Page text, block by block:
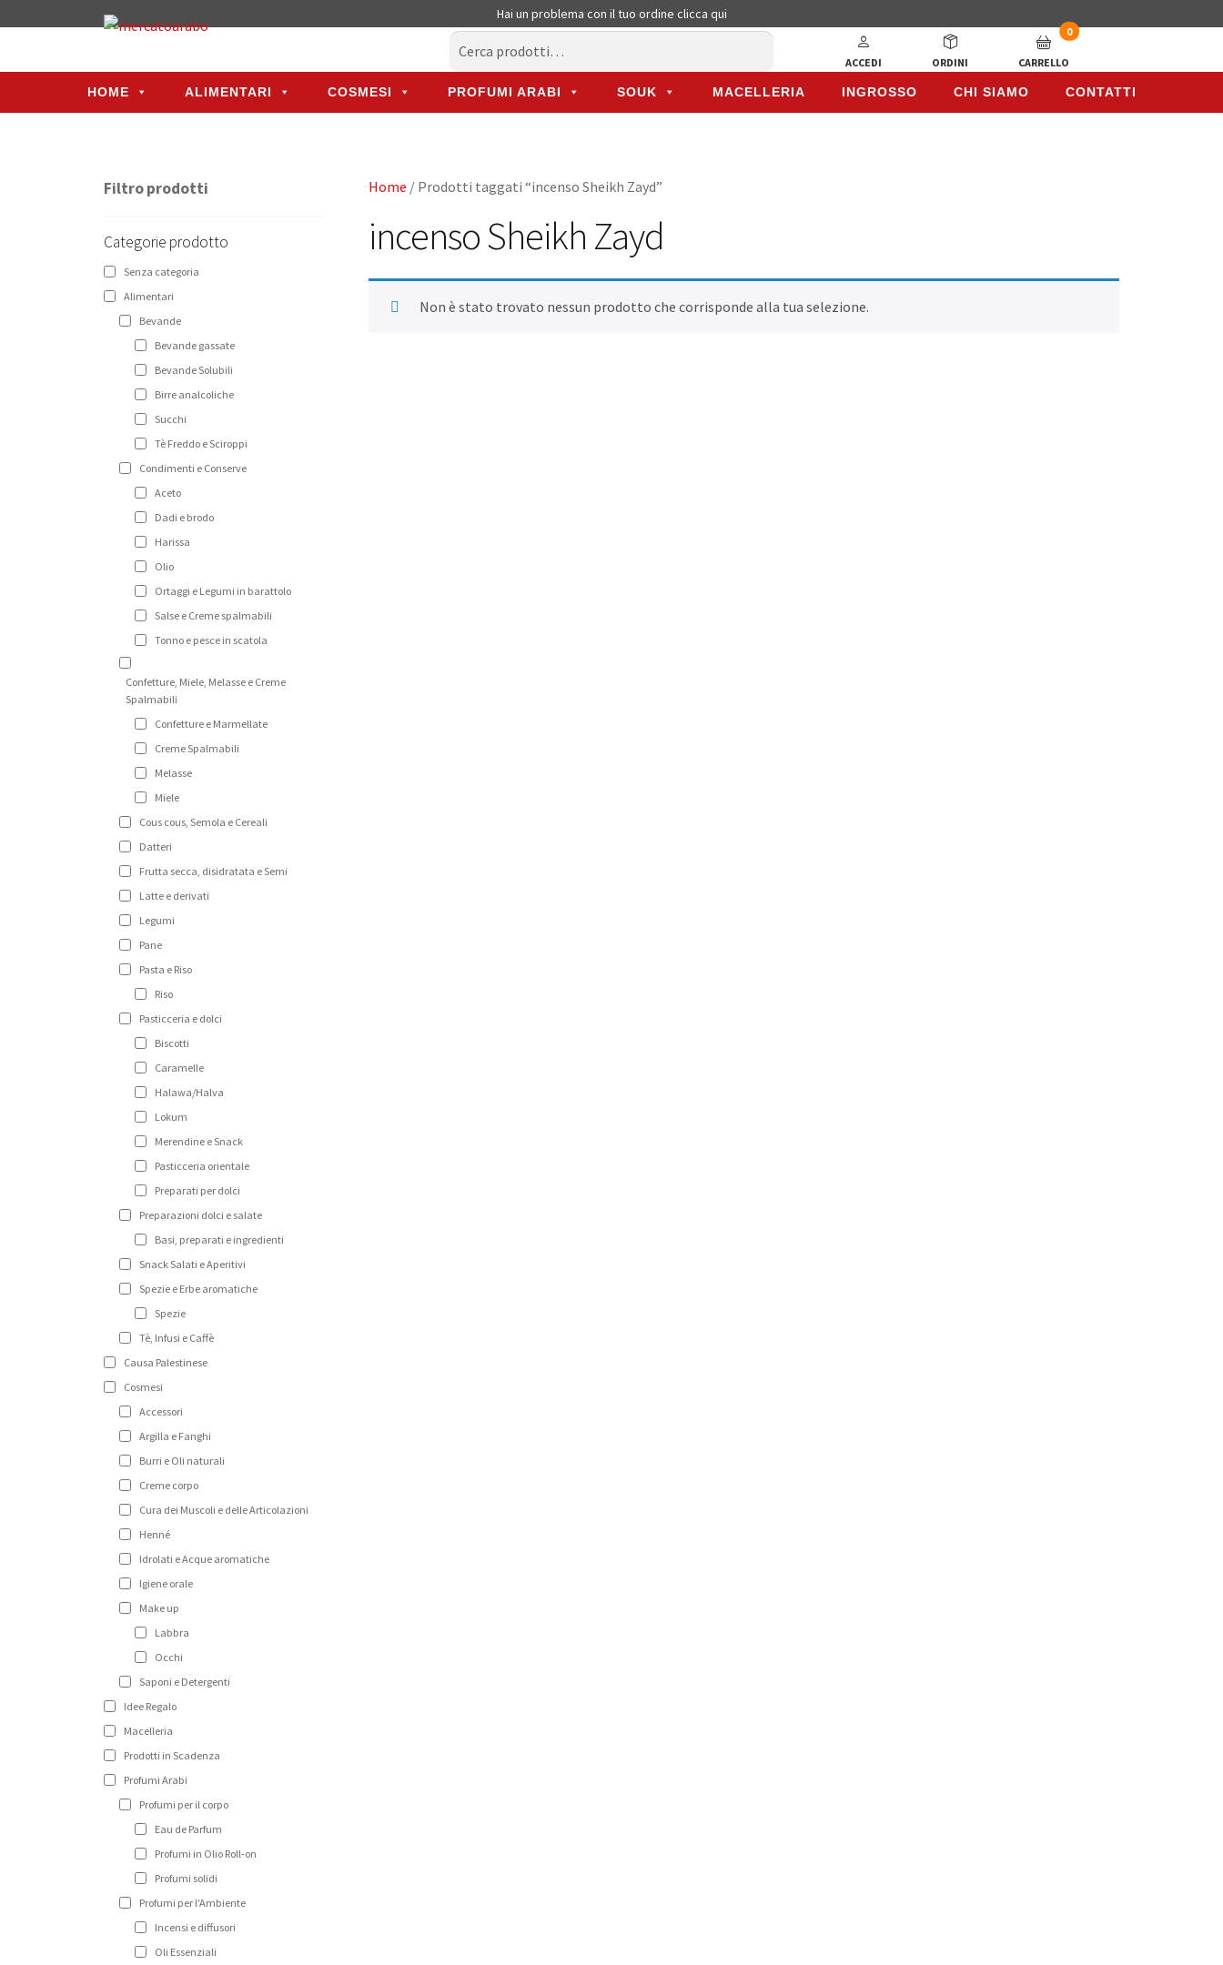
Hai un problema con il tuo ordine clicca qui
ACCEDI ORDINI
0
CARRELLO
HOME ALIMENTARI COSMESI PROFUMI ARABI SOUK MACELLERIA INGROSSO CHI SIAMO CONTATTI
Home / Prodotti taggati “incenso Sheikh Zayd”
incenso Sheikh Zayd
Non è stato trovato nessun prodotto che corrisponde alla tua selezione.
Filtro prodotti
Categorie prodotto
Senza categoria
Alimentari
Bevande
Bevande gassate
Bevande Solubili
Birre analcoliche
Succhi
Tè Freddo e Sciroppi
Condimenti e Conserve
Aceto
Dadi e brodo
Harissa
Olio
Ortaggi e Legumi in barattolo
Salse e Creme spalmabili
Tonno e pesce in scatola
Confetture, Miele, Melasse e Creme
Spalmabili
Confetture e Marmellate
Creme Spalmabili
Melasse
Miele
Cous cous, Semola e Cereali
Datteri
Frutta secca, disidratata e Semi
Latte e derivati
Legumi
Pane
Pasta e Riso
Riso
Pasticceria e dolci
Biscotti
Caramelle
Halawa/Halva
Lokum
Merendine e Snack
Pasticceria orientale
Preparati per dolci
Preparazioni dolci e salate
Basi, preparati e ingredienti
Snack Salati e Aperitivi
Spezie e Erbe aromatiche
Spezie
Tè, Infusi e Caffè
Causa Palestinese
Cosmesi
Accessori
Argilla e Fanghi
Burri e Oli naturali
Creme corpo
Cura dei Muscoli e delle Articolazioni
Henné
Idrolati e Acque aromatiche
Igiene orale
Make up
Labbra
Occhi
Saponi e Detergenti
Idee Regalo
Macelleria
Prodotti in Scadenza
Profumi Arabi
Profumi per il corpo
Eau de Parfum
Profumi in Olio Roll-on
Profumi solidi
Profumi per l'Ambiente
Incensi e diffusori
Oli Essenziali